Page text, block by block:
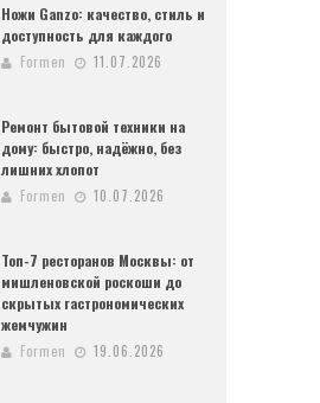
Ножи Ganzo: качество, стиль и
доступность для каждого
Formen 11.07.2026
Ремонт бытовой техники на
дому: быстро, надёжно, без
лишних хлопот
Formen 10.07.2026
Топ-7 ресторанов Москвы: от
мишленовской роскоши до
скрытых гастрономических
жемчужин
Formen 19.06.2026